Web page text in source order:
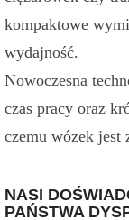
kompaktowe
wydajność.
Nowoczesna
czas pracy oraz
czemu wózek jest
NASI
PAŃSTWA